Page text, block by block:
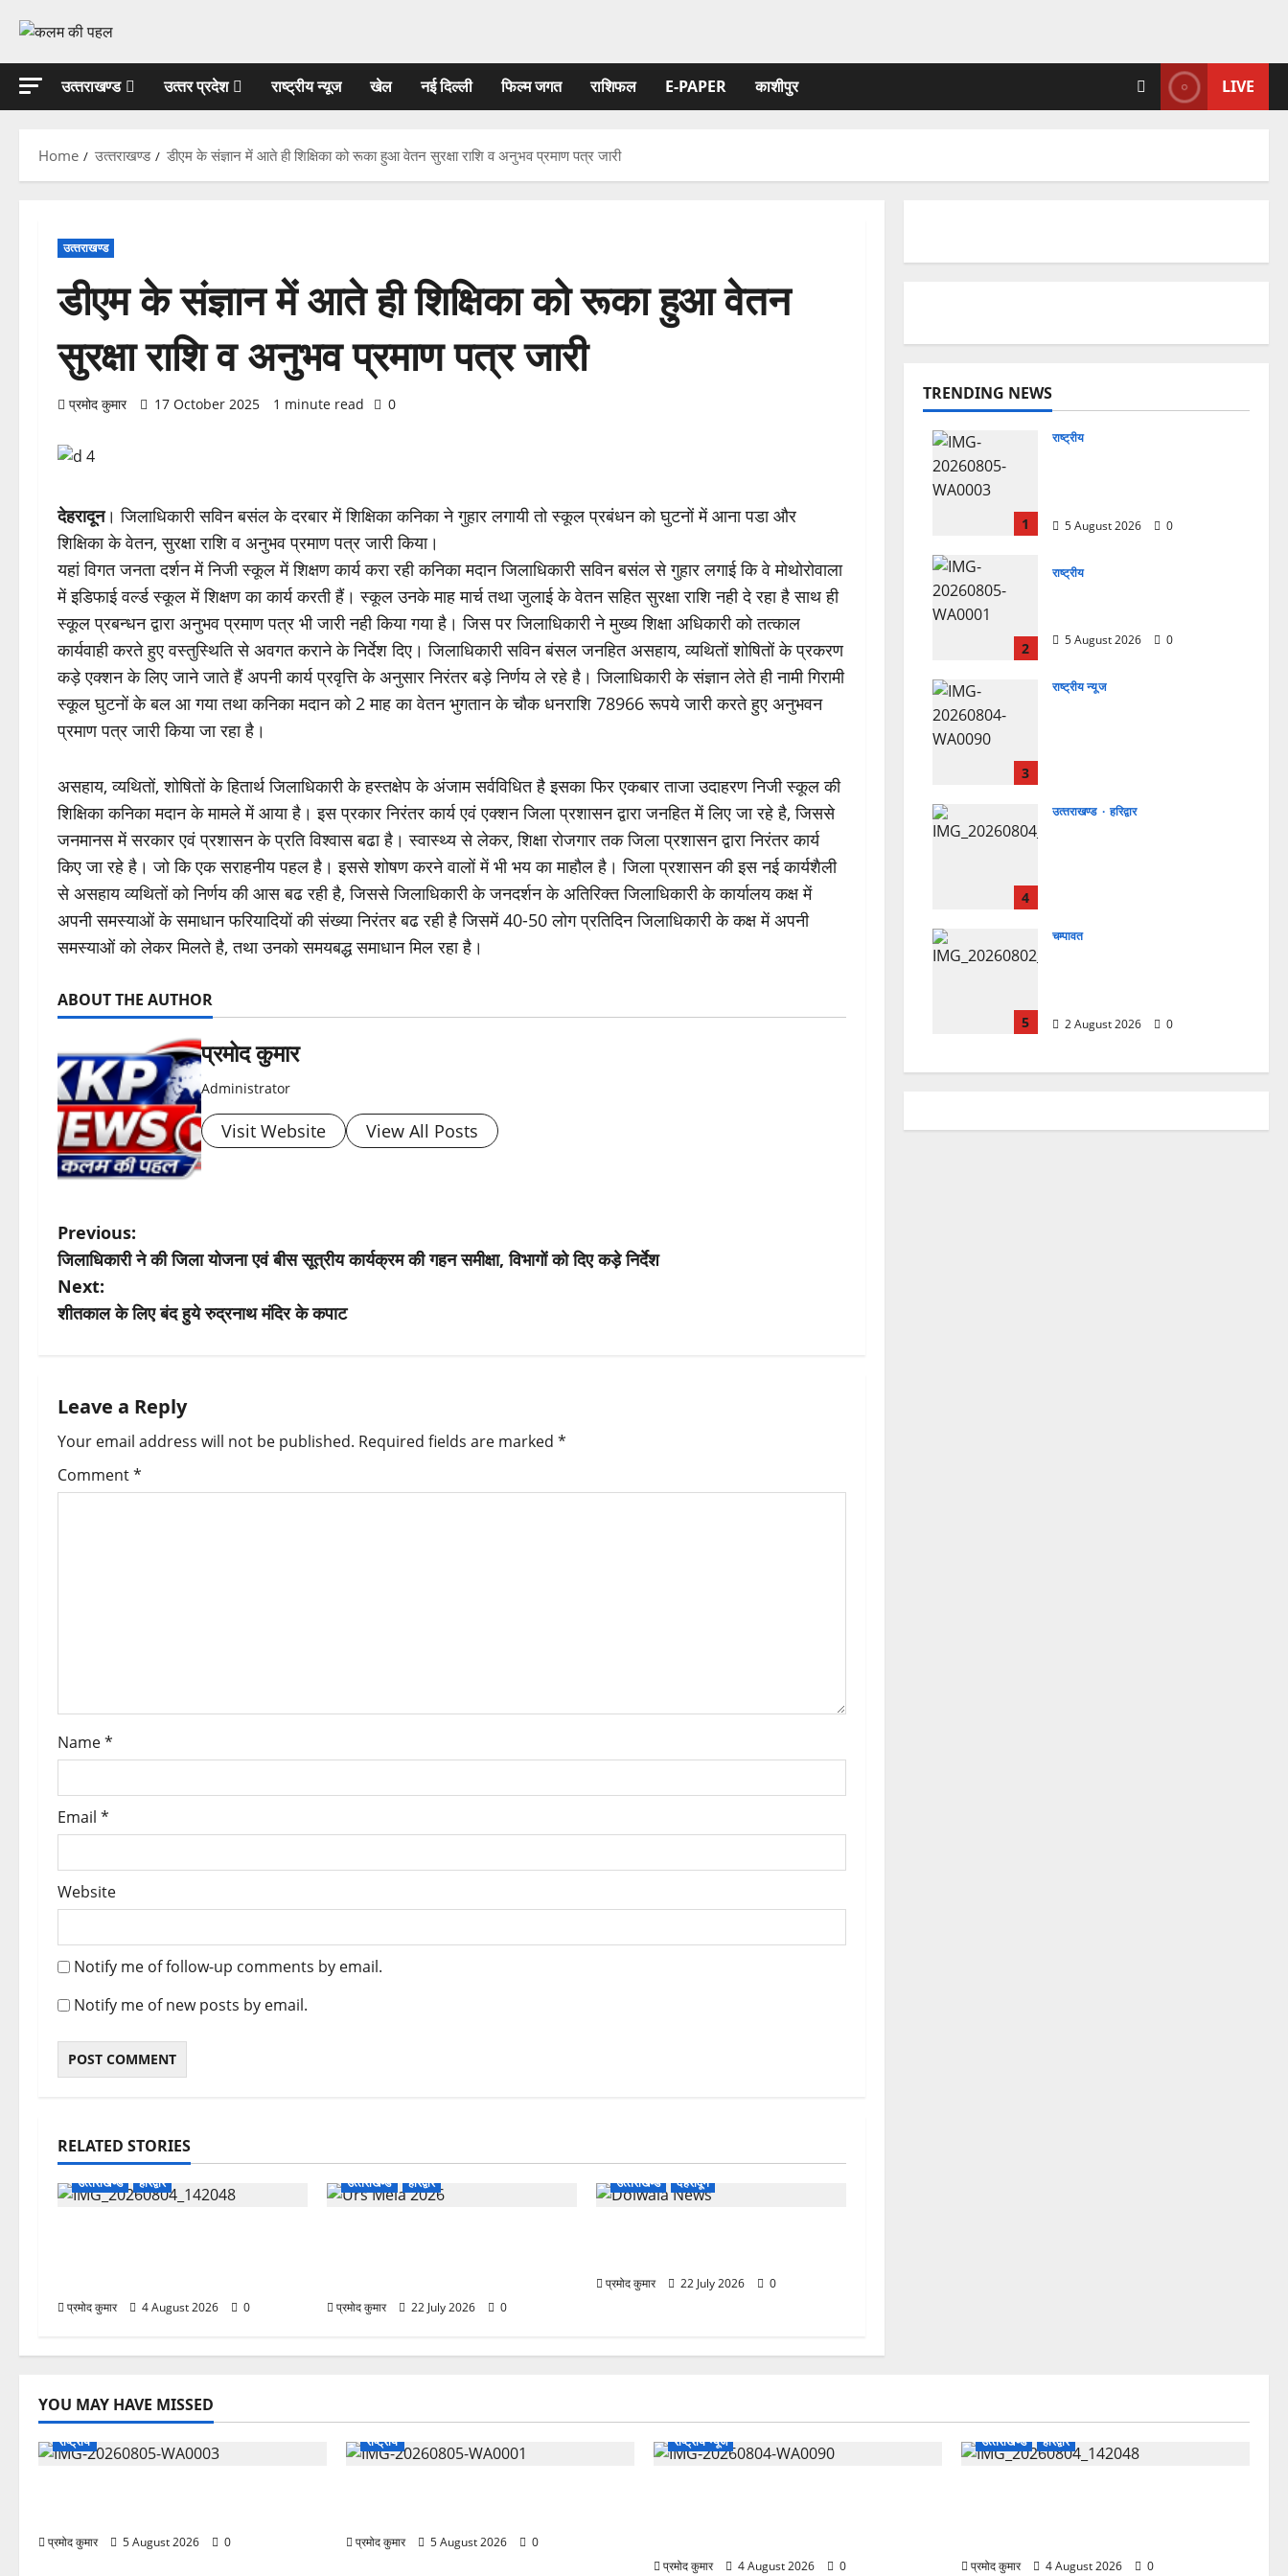
content
उत्‍तराखण्‍ड
उत्‍तर प्रदेश राष्ट्रीय न्यूज खेल नई दिल्ली फिल्‍म जगत राशिफल E-PAPER काशीपुर LIVE
Home उत्‍तराखण्‍ड डीएम के संज्ञान में आते ही शिक्षिका को रूका हुआ वेतन सुरक्षा राशि व अनुभव प्रमाण पत्र जारी
उत्‍तराखण्‍ड
डीएम के संज्ञान में आते ही शिक्षिका को रूका हुआ वेतन
सुरक्षा राशि व अनुभव प्रमाण पत्र जारी
प्रमोद कुमार 17 October 2025 1 minute read 0
देहरादून। जिलाधिकारी सविन बसंल के दरबार में शिक्षिका कनिका ने गुहार लगायी तो स्कूल प्रबंधन को घुटनों में आना पडा और
शिक्षिका के वेतन, सुरक्षा राशि व अनुभव प्रमाण पत्र जारी किया।
यहां विगत जनता दर्शन में निजी स्कूल में शिक्षण कार्य करा रही कनिका मदान जिलाधिकारी सविन बसंल से गुहार लगाई कि वे मोथोरोवाला
में इडिफाई वर्ल्ड स्कूल में शिक्षण का कार्य करती हैं। स्कूल उनके माह मार्च तथा जुलाई के वेतन सहित सुरक्षा राशि नही दे रहा है साथ ही
स्कूल प्रबन्धन द्वारा अनुभव प्रमाण पत्र भी जारी नही किया गया है। जिस पर जिलाधिकारी ने मुख्य शिक्षा अधिकारी को तत्काल
कार्यवाही करते हुए वस्तुस्थिति से अवगत कराने के निर्देश दिए। जिलाधिकारी सविन बंसल जनहित असहाय, व्यथितों शोषितों के प्रकरण
कड़े एक्शन के लिए जाने जाते हैं अपनी कार्य प्रवृत्ति के अनुसार निरंतर बड़े निर्णय ले रहे है। जिलाधिकारी के संज्ञान लेते ही नामी गिरामी
स्कूल घुटनों के बल आ गया तथा कनिका मदान को 2 माह का वेतन भुगतान के चौक धनराशि 78966 रूपये जारी करते हुए अनुभवन
प्रमाण पत्र जारी किया जा रहा है।
असहाय, व्यथितों, शोषितों के हितार्थ जिलाधिकारी के हस्तक्षेप के अंजाम सर्वविधित है इसका फिर एकबार ताजा उदाहरण निजी स्कूल की
शिक्षिका कनिका मदान के मामले में आया है। इस प्रकार निरंतर कार्य एवं एक्शन जिला प्रशासन द्वारा जनहित में लिए जा रहे है, जिससे
जनमानस में सरकार एवं प्रशासन के प्रति विश्वास बढा है। स्वास्थ्य से लेकर, शिक्षा रोजगार तक जिला प्रशासन द्वारा निरंतर कार्य
किए जा रहे है। जो कि एक सराहनीय पहल है। इससे शोषण करने वालों में भी भय का माहौल है। जिला प्रशासन की इस नई कार्यशैली
से असहाय व्यथितों को निर्णय की आस बढ रही है, जिससे जिलाधिकारी के जनदर्शन के अतिरिक्त जिलाधिकारी के कार्यालय कक्ष में
अपनी समस्याओं के समाधान फरियादियों की संख्या निरंतर बढ रही है जिसमें 40-50 लोग प्रतिदिन जिलाधिकारी के कक्ष में अपनी
समस्याओं को लेकर मिलते है, तथा उनको समयबद्ध समाधान मिल रहा है।
ABOUT THE AUTHOR
प्रमोद कुमार
Administrator
Visit Website View All Posts
P
o
s
n
a
v
o
n
Previous:
जिलाधिकारी ने की जिला योजना एवं बीस सूत्रीय कार्यक्रम की गहन समीक्षा, विभागों को दिए कड़े निर्देश
Next:
शीतकाल के लिए बंद हुये रुद्रनाथ मंदिर के कपाट
Leave a Reply
Your email address will not be published. Required fields are marked *
Comment*
Name*
Email *
Website
Notify me of follow-up comments by email.
Notify me of new posts by email.
RELATED STORIES
उत्‍तराखण्‍ड हरिद्वार
प्रमोद कुमार 4 August 2026 0
उत्‍तराखण्‍ड हरिद्वार
प्रमोद कुमार 22 July 2026 0
उत्‍तराखण्‍ड देहरादून
प्रमोद कुमार 22 July 2026 0
TRENDING NEWS
1
राष्ट्रीय
5 August 2026 0
2
राष्ट्रीय
5 August 2026 0
3
राष्ट्रीय न्यूज
4
उत्‍तराखण्‍ड हरिद्वार
5
चम्पावत
2 August 2026 0
YOU MAY HAVE MISSED
राष्ट्रीय
प्रमोद कुमार 5 August 2026 0
राष्ट्रीय
प्रमोद कुमार 5 August 2026 0
राष्ट्रीय न्यूज
प्रमोद कुमार 4 August 2026 0
उत्‍तराखण्‍ड हरिद्वार
प्रमोद कुमार 4 August 2026 0